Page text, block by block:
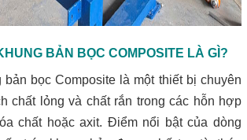
BẢN BỌC COMPOSITE LÀ GÌ?
bản bọc Composite là một thiết bị chuyên
chất lỏng và chất rắn trong các hỗn hợp
chất hoặc axit. Điểm nổi bật của dòng